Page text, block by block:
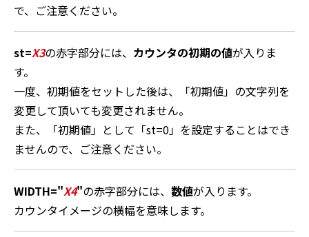
で、ご注意ください。
st=X3の赤字部分には、 カウンタの初期の値が入りま
す。
一度、初期値をセットした後は、「初期値」の文字列を
変更して頂いても変更されません。
また、「初期値」として「st=0」を設定することはでき
ませんので、ご注意ください。
WIDTH="X4"の赤字部分には、 数値が入ります。
カウンタイメージの横幅を意味します。